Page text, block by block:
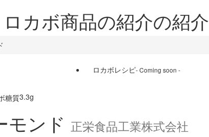
ロカボ商品の紹介の紹介
ロカボレシピ- Coming soon -
3.3g
モンド 正栄食品工業株式会社